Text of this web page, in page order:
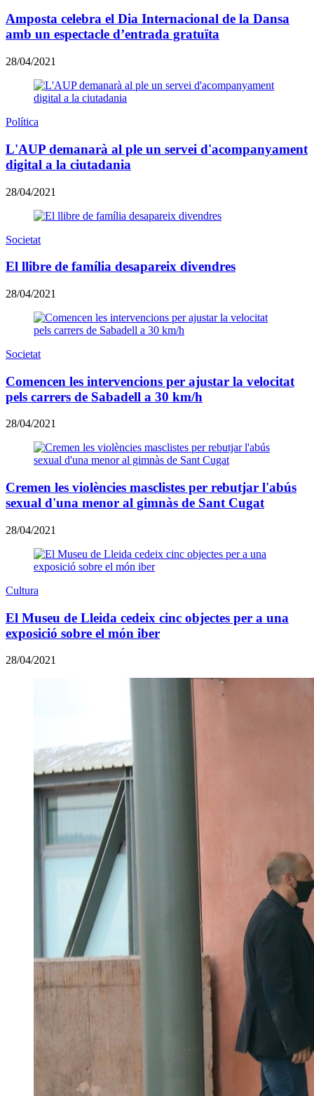
Amposta celebra el Dia Internacional de la Dansa
amb un espectacle d’entrada gratuïta
28/04/2021
Política
L'AUP demanarà al ple un servei d'acompanyament
digital a la ciutadania
28/04/2021
Societat
El llibre de família desapareix divendres
28/04/2021
Societat
Comencen les intervencions per ajustar la velocitat
pels carrers de Sabadell a 30 km/h
28/04/2021
Cremen les violències masclistes per rebutjar l'abús
sexual d'una menor al gimnàs de Sant Cugat
28/04/2021
Cultura
El Museu de Lleida cedeix cinc objectes per a una
exposició sobre el món iber
28/04/2021